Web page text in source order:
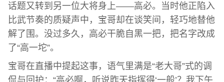
话题又转到另一位大将身上——高必。当时他正陷入
比武节奏的质疑声中，宝哥却在谈笑间，轻巧地替他
解了围。没过多久，高必干脆自黑一把，把名字改成
了“高一坨”。
宝哥在直播中提起这事，语气里满是“老大哥”式的调